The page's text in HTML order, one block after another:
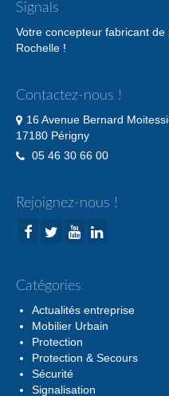
Signals
Votre concepteur fabricant
Rochelle !
Contactez-nous !
16 Avenue Bernard
17180 Périgny
05 46 30 66 00
Rejoignez-nous !
Catégories
Actualités entreprise
Mobilier Urbain
Protection
Protection & Secours
Sécurité
Signalisation